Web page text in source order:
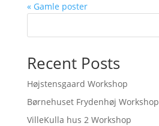
« Gamle poster
Recent Posts
Højstensgaard Workshop
Børnehuset Frydenhøj Workshop
VilleKulla hus 2 Workshop